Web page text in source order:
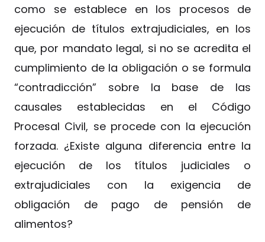
como se establece en los procesos de
ejecución de títulos extrajudiciales, en los
que, por mandato legal, si no se acredita el
cumplimiento de la obligación o se formula
“contradicción” sobre la base de las
causales establecidas en el Código
Procesal Civil, se procede con la ejecución
forzada. ¿Existe alguna diferencia entre la
ejecución de los títulos judiciales o
extrajudiciales con la exigencia de
obligación de pago de pensión de
alimentos?